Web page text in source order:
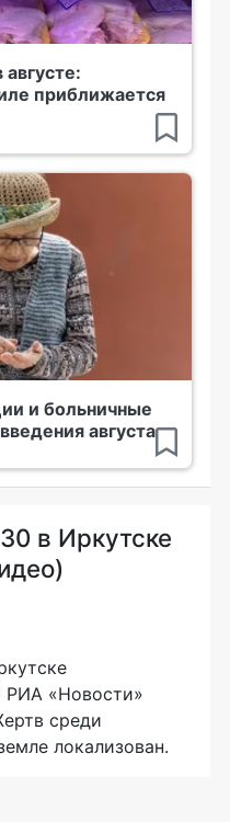
приближается
и больничные
августа
в Иркутске
РИА «Новости»
среди
локализован.